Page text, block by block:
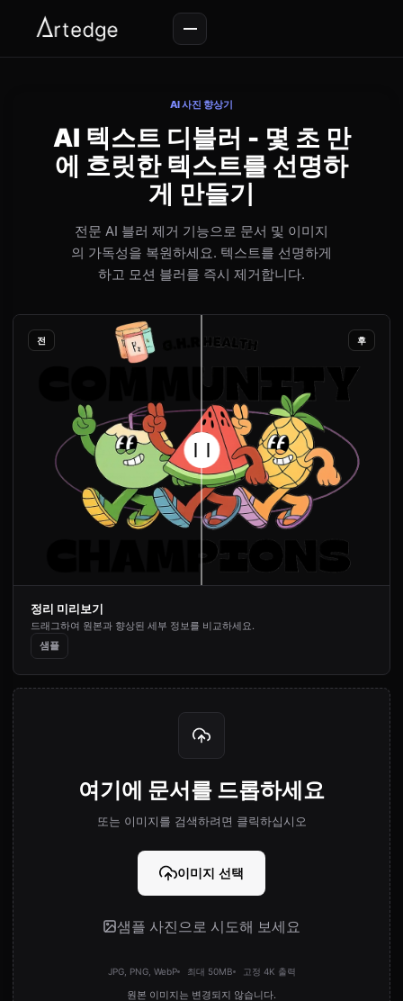
AI 사진 향상기
AI 텍스트 디블러 - 몇 초 만
에 흐릿한 텍스트를 선명하
게 만들기
전문 AI 블러 제거 기능으로 문서 및 이미지
의 가독성을 복원하세요. 텍스트를 선명하게
하고 모션 블러를 즉시 제거합니다.
전 후
정리 미리보기
드래그하여 원본과 향상된 세부 정보를 비교하세요.
샘플
여기에 문서를 드롭하세요
또는 이미지를 검색하려면 클릭하십시오
이미지 선택
샘플 사진으로 시도해 보세요
JPG, PNG, WebP 최대 50MB 고정 4K 출력
원본 이미지는 변경되지 않습니다.